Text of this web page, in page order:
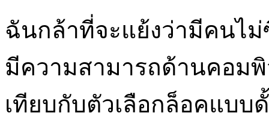
ฉันกล้าที่จะแย้งว่ามีคนไ
มีความสามารถด้านคอม
เทียบกับตัวเลือกล็อคแบ